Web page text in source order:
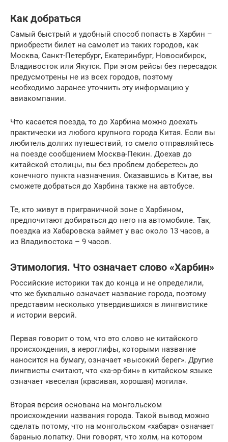
Как добраться
Самый быстрый и удобный способ попасть в Харбин –
приобрести билет на самолет из таких городов, как
Москва, Санкт-Петербург, Екатеринбург, Новосибирск,
Владивосток или Якутск. При этом рейсы без пересадок
предусмотрены не из всех городов, поэтому
необходимо заранее уточнить эту информацию у
авиакомпании.
Что касается поезда, то до Харбина можно доехать
практически из любого крупного города Китая. Если вы
любитель долгих путешествий, то смело отправляйтесь
на поезде сообщением Москва-Пекин. Доехав до
китайской столицы, вы без проблем доберетесь до
конечного пункта назначения. Оказавшись в Китае, вы
сможете добраться до Харбина также на автобусе.
Те, кто живут в приграничной зоне с Харбином,
предпочитают добираться до него на автомобиле. Так,
поездка из Хабаровска займет у вас около 13 часов, а
из Владивостока – 9 часов.
Этимология. Что означает слово «Харбин»
Российские историки так до конца и не определили,
что же буквально означает название города, поэтому
представим несколько утвердившихся в лингвистике
и истории версий.
Первая говорит о том, что это слово не китайского
происхождения, а иероглифы, которыми название
наносится на бумагу, означает «высокий берег». Другие
лингвисты считают, что «ха-эр-бин» в китайском языке
означает «веселая (красивая, хорошая) могила».
Вторая версия основана на монгольском
происхождении названия города. Такой вывод можно
сделать потому, что на монгольском «хабара» означает
баранью лопатку. Они говорят, что холм, на котором